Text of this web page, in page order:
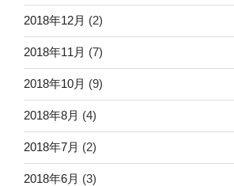
2018年12月 (2)
2018年11月 (7)
2018年10月 (9)
2018年8月 (4)
2018年7月 (2)
2018年6月 (3)